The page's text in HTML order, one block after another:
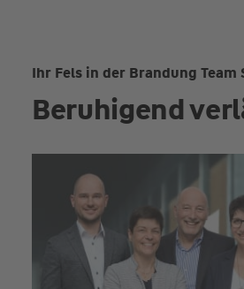
Ihr Fels in der Brandung Team
Beruhigend